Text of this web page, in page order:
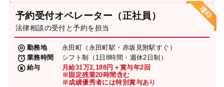
予約受付オペレーター（正社員）
法律相談の受付と予約を担当
勤務地
永田町（永田町駅・赤坂見附駅すぐ）
業務時間
シフト制（1日8時間・週休2日制）
給与
月給31万2,188円＋賞与年2回
※固定残業20時間含む
※成績優秀者には特別賞与あり